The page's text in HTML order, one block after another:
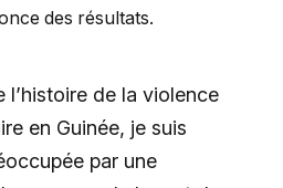
des résultats.
l’histoire de la violence
en Guinée, je suis
par une